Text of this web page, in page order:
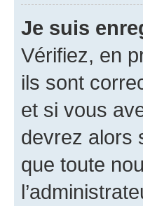
Je suis
Vérifiez, en
ils sont
et si vous
devrez alors
que toute